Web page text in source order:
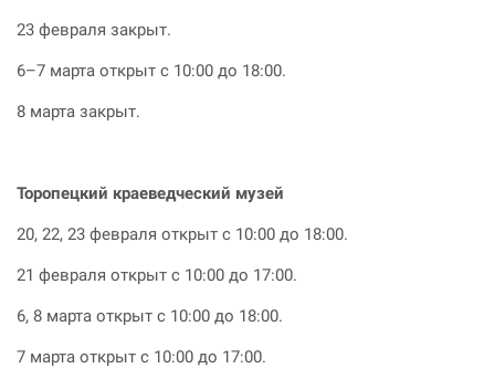
23 февраля закрыт.
6–7 марта открыт с 10:00 до 18:00.
8 марта закрыт.
Торопецкий краеведческий музей
20, 22, 23 февраля открыт с 10:00 до 18:00.
21 февраля открыт с 10:00 до 17:00.
6, 8 марта открыт с 10:00 до 18:00.
7 марта открыт с 10:00 до 17:00.